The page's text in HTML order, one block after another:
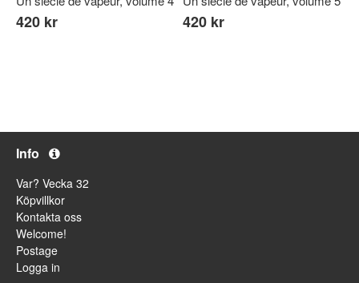
420 kr 420 kr
Info
Var? Vecka 32
Köpvillkor
Kontakta oss
Welcome!
Postage
Logga in